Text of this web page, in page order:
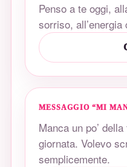
Penso a te oggi,
sorriso,
MESSAGGIO “MI
Manca un po’
giornata. Volevo
semplicemente.